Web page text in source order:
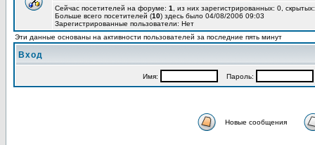
Сейчас посетителей на форуме: 1
, из них зарегистрированных: 0,
Больше всего посетителей (10) здесь было 04/08/2006 09:03
Зарегистрированные пользователи: Нет
Эти данные основаны на активности пользователей за последние пять минут
Вход
Имя: Пароль:
Новые сообщения